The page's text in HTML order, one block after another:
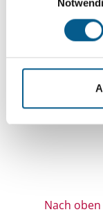
Nach oben